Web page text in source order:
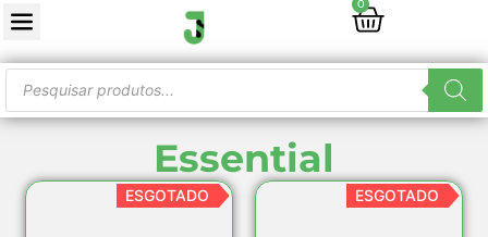
0
Essential
ESGOTADO ESGOTADO